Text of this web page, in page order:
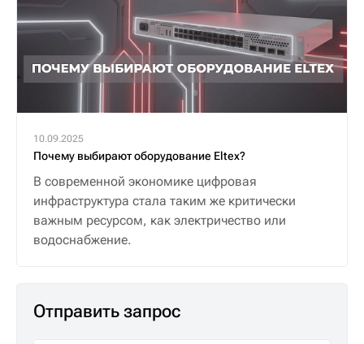
10.09.2025
Почему выбирают оборудование Eltex?
В современной экономике цифровая
инфраструктура стала таким же критически
важным ресурсом, как электричество или
водоснабжение.
Отправить запрос